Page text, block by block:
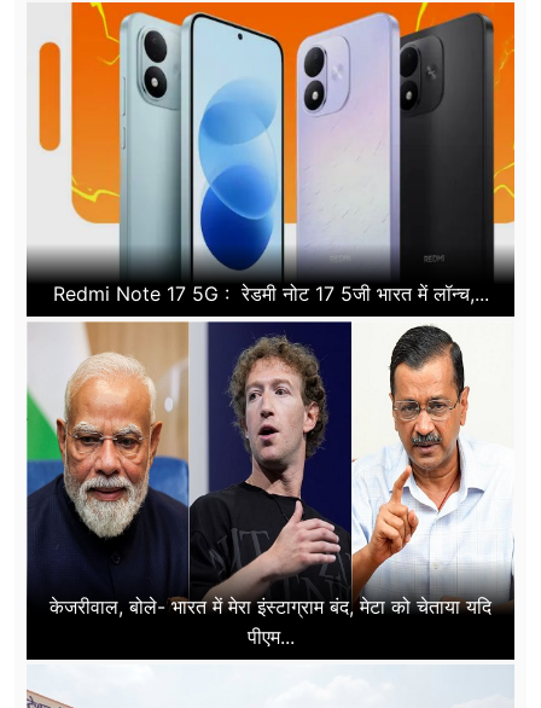
Redmi Note 17 5G : रेडमी नोट 17 5जी भारत में लॉन्च,...
केजरीवाल, बोले- भारत में मेरा इंस्टाग्राम बंद, मेटा को चेताया यदि
पीएम...